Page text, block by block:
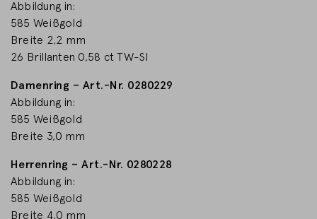
Abbildung in:
585 Weißgold
Breite 2,2 mm
26 Brillanten 0,58 ct TW-SI
Damenring – Art.-Nr. 0280229
Abbildung in:
585 Weißgold
Breite 3,0 mm
Herrenring – Art.-Nr. 0280228
Abbildung in:
585 Weißgold
Breite 4,0 mm